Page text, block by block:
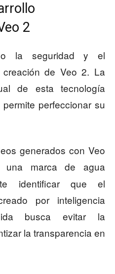
2
la seguridad y el
de Veo 2. La
de esta tecnología
perfeccionar su
generados con Veo
una marca de agua
identificar que el
por inteligencia
busca evitar la
la transparencia en